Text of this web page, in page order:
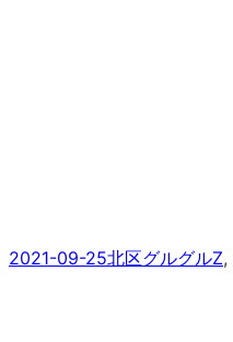
2021-09-25北区グルグルZ,